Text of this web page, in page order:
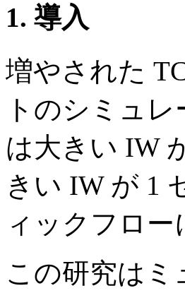
1. 導入
増やされた
トのシミュ
は大きい IW
きい IW が 1
ィックフロ
この研究はミ